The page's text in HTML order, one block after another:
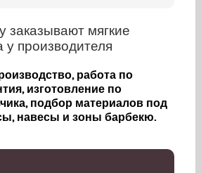
заказывают мягкие
у производителя
работа по
изготовление по
подбор материалов под
навесы и зоны барбекю.